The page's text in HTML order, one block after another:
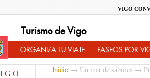
VIGO
Turismo de Vigo
ORGANIZA TU VIAJE PASEOS POR
Inicio → Un mar de sabores →